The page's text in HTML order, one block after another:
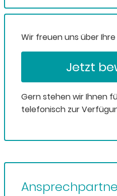
Wir freuen uns über
Jetzt
Gern stehen wir Ihnen
telefonisch zur